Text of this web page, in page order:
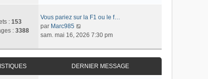
s
a
e
r
m
e
s
s
a
g
r
e
r
m
e
l
d
e
r
n
i
u
l
t
e
: 153
: 3388
Vous pariez sur la F1 ou le f…
par Marc985
o
l
sam. mai 16, 2026 7:30 pm
DERNIER MESSAGE